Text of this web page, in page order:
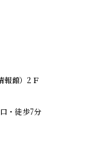
報館）2Ｆ
・徒歩7分